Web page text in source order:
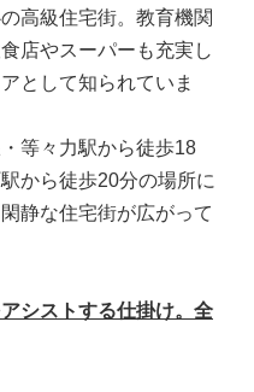
高級住宅街。教育機関
店やスーパーも充実し
として知られていま
等々力駅から徒歩18
から徒歩20分の場所に
静な住宅街が広がって
シストする仕掛け。全